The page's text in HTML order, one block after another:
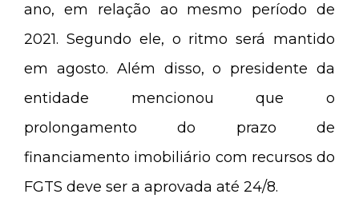
ano, em relação ao mesmo período de
2021. Segundo ele, o ritmo será mantido
em agosto. Além disso, o presidente da
entidade mencionou que o
prolongamento do prazo de
financiamento imobiliário com recursos do
FGTS deve ser a aprovada até 24/8.